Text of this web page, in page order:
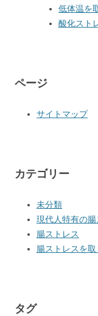
低体温を
酸化スト
ページ
サイトマップ
カテゴリー
未分類
現代人特有の腸
腸ストレス
腸ストレスを
タグ